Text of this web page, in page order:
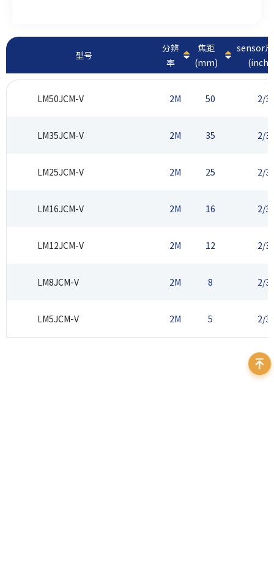
型号
分辨
率
焦距
(mm)
sensor
(inch)
LM50JCM-V 2M 50 2/3
LM35JCM-V 2M 35 2/3
LM25JCM-V 2M 25 2/3
LM16JCM-V 2M 16 2/3
LM12JCM-V 2M 12 2/3
LM8JCM-V 2M 8 2/3
LM5JCM-V 2M 5 2/3